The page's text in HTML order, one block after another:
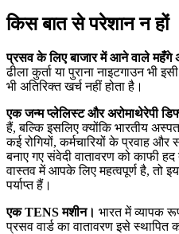
किस बात से परेशान न हों
प्रसव के लिए बाजार में आने वाले महँगे
ढीला कुर्ता या पुराना नाइटगाउन भी
भी अतिरिक्त खर्च नहीं होता है।
एक जन्म प्लेलिस्ट और अरोमाथेरेपी
हैं, बल्कि इसलिए क्योंकि भारतीय
कई रोगियों, कर्मचारियों के प्रवाह
बनाए गए संवेदी वातावरण को काफी
वास्तव में आपके लिए महत्वपूर्ण है, तो
पर्याप्त हैं।
एक TENS मशीन। भारत में व्यापक
प्रसव वार्ड का वातावरण इसे स्थापित